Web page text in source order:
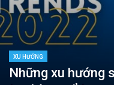
XU HƯỚNG
Những xu hướng